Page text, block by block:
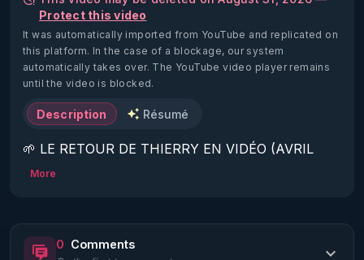
Protect this video
It was automatically imported from YouTube and replicated on
this platform. In the case of a blockage, our system
automatically takes over. The YouTube video player remains
until the video is blocked.
Description Résumé
🌱 LE RETOUR DE THIERRY EN VIDÉO (AVRIL
2022)!
https://www.rgnr.fr/presentation.html
More
0 Comments